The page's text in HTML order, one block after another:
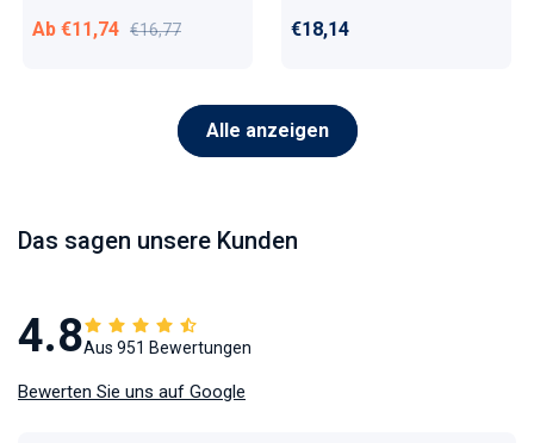
Verkaufspreis
Ab €11,74 Normaler Preis
€16,77 Normaler Preis
€18,14
Alle anzeigen
Das sagen unsere Kunden
4.8Aus 951 Bewertungen
Bewerten Sie uns auf Google